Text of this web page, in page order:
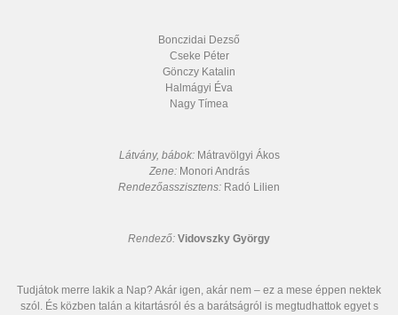
Bonczidai Dezső
Cseke Péter
Gönczy Katalin
Halmágyi Éva
Nagy Tímea
Látvány, bábok: Mátravölgyi Ákos
Zene:Monori András
Rendezőasszisztens: Radó Lilien
Rendező: Vidovszky György
Tudjátok merre lakik a Nap? Akár igen, akár nem – ez a mese éppen nektek
szól. És közben talán a kitartásról és a barátságról is megtudhattok egyet s